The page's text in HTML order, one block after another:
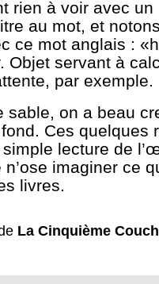
rien à voir avec un
au mot, et
ce mot anglais :
Objet servant à
par exemple.
sable, on a beau
Ces quelques
simple lecture de
n’ose imaginer ce
livres.
La Cinquième